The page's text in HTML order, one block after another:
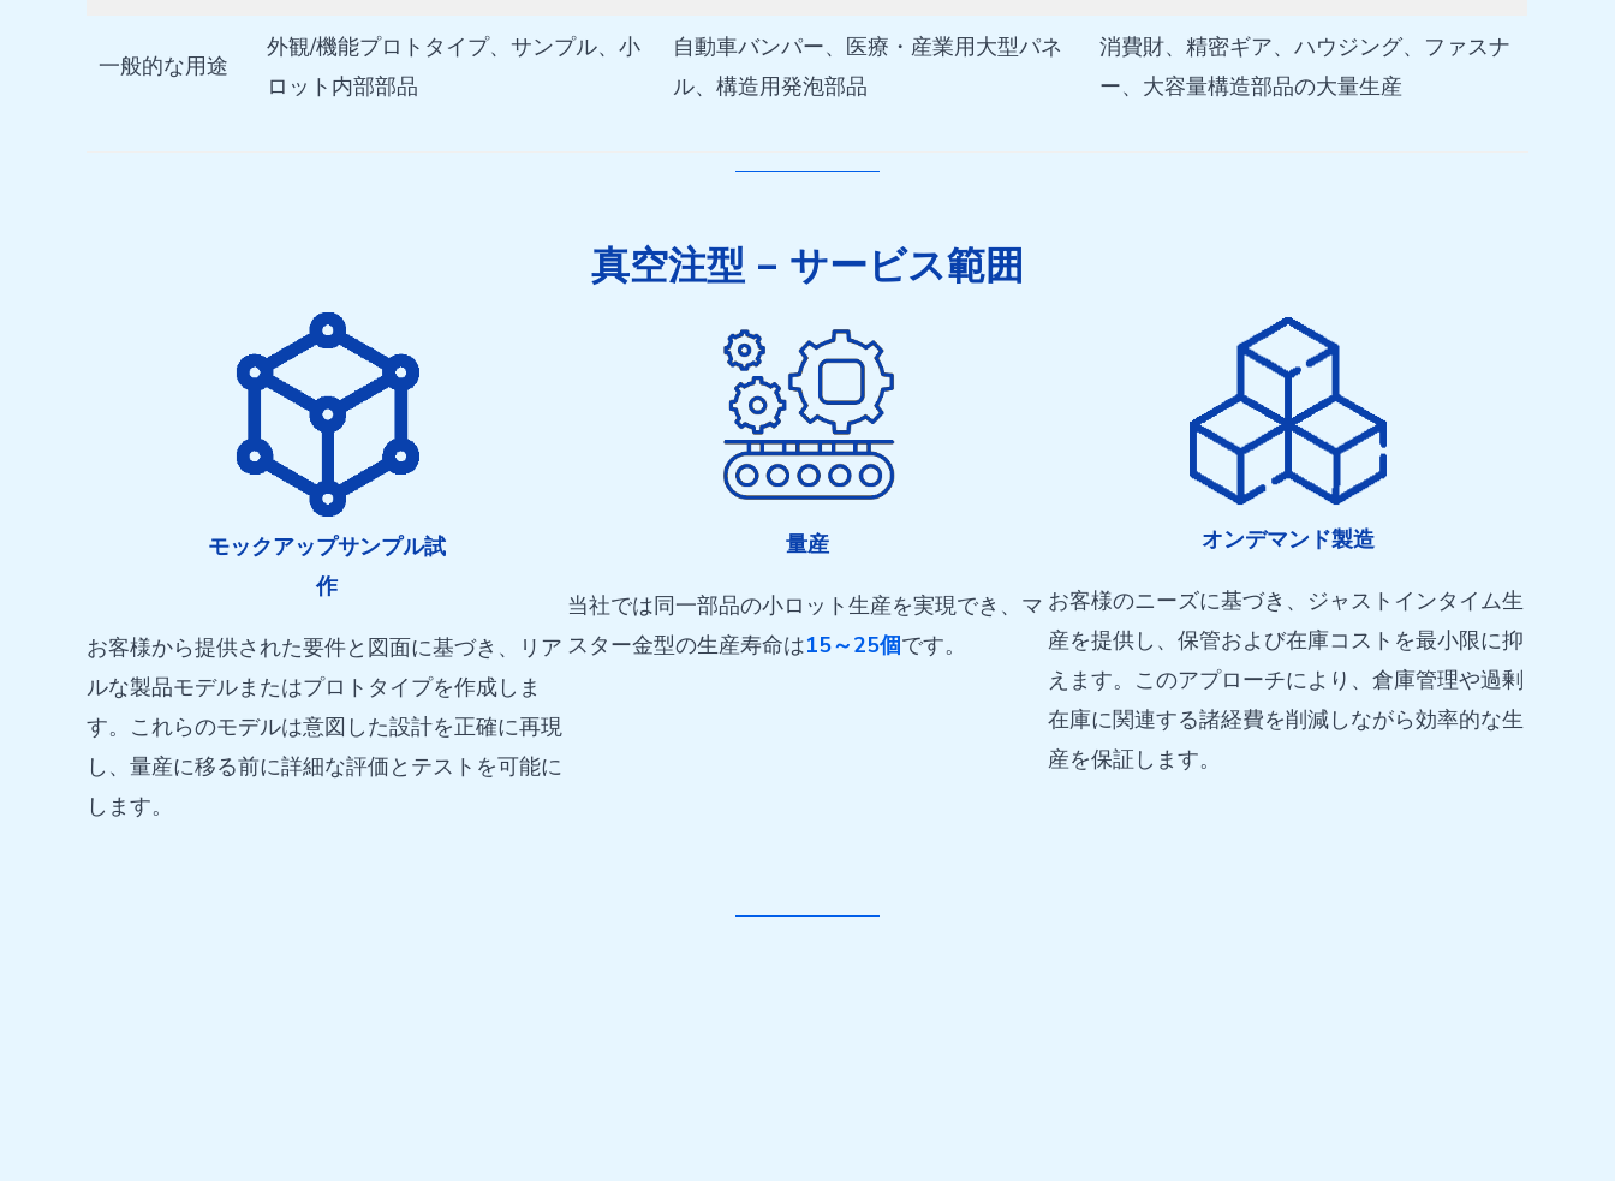
一般的な用途
外観/機能プロトタイプ、サンプル、小
ロット内部部品
自動車バンパー、医療・産業用大型パネ
ル、構造用発泡部品
消費財、精密ギア、ハウジング、ファスナ
ー、大容量構造部品の大量生産
真空注型 – サービス範囲
モックアップサンプル試
作
お客様から提供された要件と図面に基づき、リア
ルな製品モデルまたはプロトタイプを作成しま
す。これらのモデルは意図した設計を正確に再現
し、量産に移る前に詳細な評価とテストを可能に
します。
量産
当社では同一部品の小ロット生産を実現でき、マ
スター金型の生産寿命は15～25個です。
オンデマンド製造
お客様のニーズに基づき、ジャストインタイム生
産を提供し、保管および在庫コストを最小限に抑
えます。このアプローチにより、倉庫管理や過剰
在庫に関連する諸経費を削減しながら効率的な生
産を保証します。